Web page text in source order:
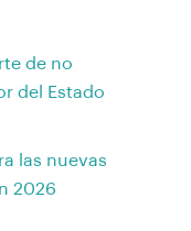
de no
del Estado
las nuevas
2026